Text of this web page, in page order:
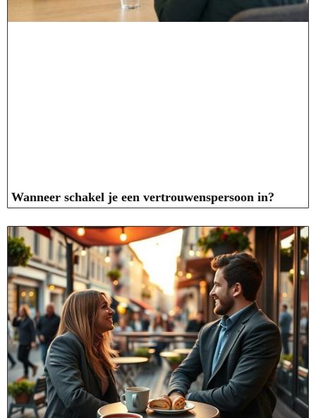
Wanneer schakel je een vertrouwenspersoon in?